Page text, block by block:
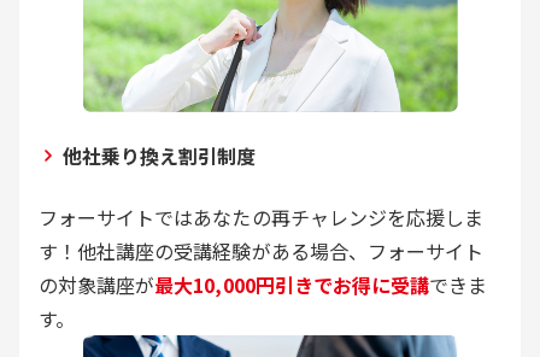
他社乗り換え割引制度
フォーサイトではあなたの再チャレンジを応援しま
す！他社講座の受講経験がある場合、フォーサイト
の対象講座が最大10,000円引きでお得に受講できま
す。